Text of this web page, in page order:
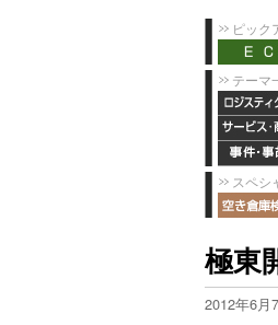
ピック
テーマ
スペシ
極東
2012年6月